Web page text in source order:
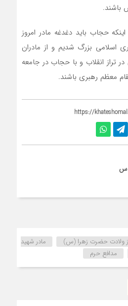
باشند.
حجاب باید دغدغه مادر امروز
اسلامی بزرگ شدیم و از مادران
تراز انقلاب و با حجاب در جامعه
معظم رهبری باشند.
https://
ولادت حضرت زهرا (س)
مادر شهید
مدافع حرم